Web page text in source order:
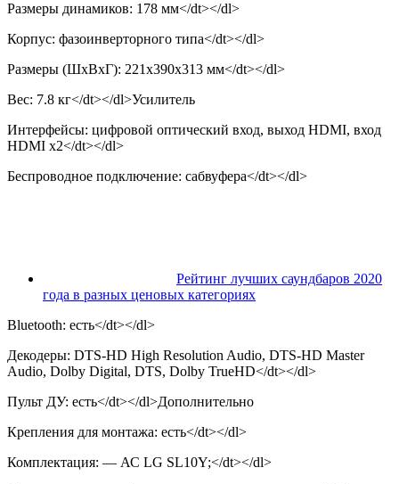
Размеры динамиков: 178 мм</dt></dl>
Корпус: фазоинверторного типа</dt></dl>
Размеры (ШхВхГ): 221x390x313 мм</dt></dl>
Вес: 7.8 кг</dt></dl>Усилитель
Интерфейсы: цифровой оптический вход, выход HDMI, вход
HDMI x2</dt></dl>
Беспроводное подключение: сабвуфера</dt></dl>
Рейтинг лучших саундбаров 2020
года в разных ценовых категориях
Bluetooth: есть</dt></dl>
Декодеры: DTS-HD High Resolution Audio, DTS-HD Master
Audio, Dolby Digital, DTS, Dolby TrueHD</dt></dl>
Пульт ДУ: есть</dt></dl>Дополнительно
Крепления для монтажа: есть</dt></dl>
Комплектация: — АС LG SL10Y;</dt></dl>